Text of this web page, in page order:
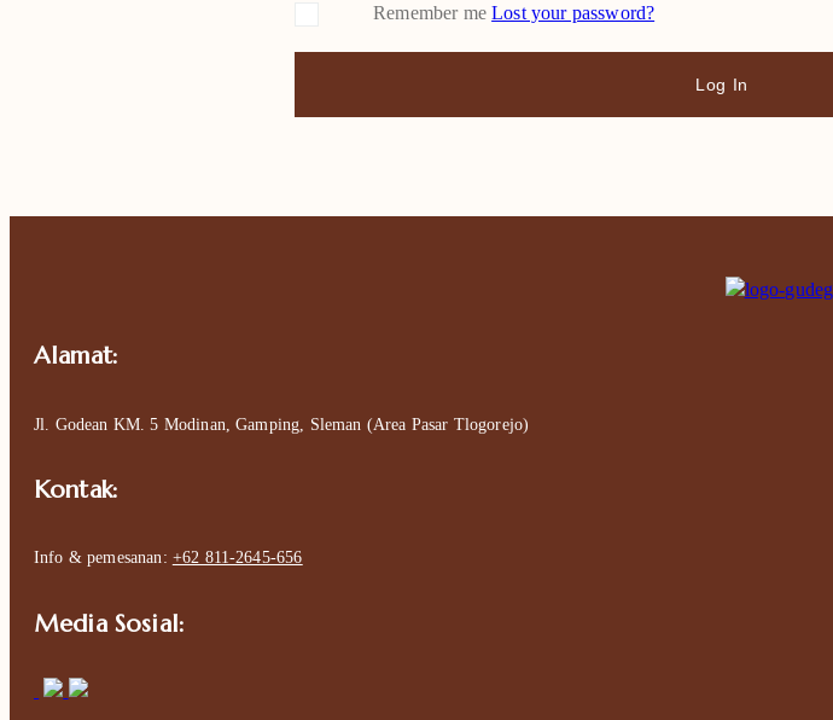
Remember me Lost your password?
Log In
Alamat:
Jl. Godean KM. 5 Modinan, Gamping, Sleman (Area Pasar Tlogorejo)
Kontak:
Info & pemesanan: +62 811-2645-656
Media Sosial: